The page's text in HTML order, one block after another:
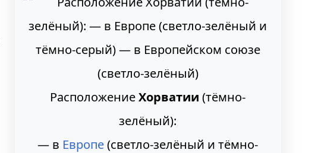
РасположениеХорватии (тёмно-
зелёный):
— в Европе(светло-зелёный и тёмно-